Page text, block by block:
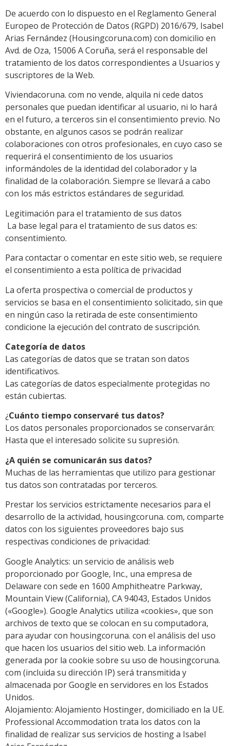
De acuerdo con lo dispuesto en el Reglamento General
Europeo de Protección de Datos (RGPD) 2016/679, Isabel
Arias Fernández (Housingcoruna.com) con domicilio en
Avd. de Oza, 15006 A Coruña, será el responsable del
tratamiento de los datos correspondientes a Usuarios y
suscriptores de la Web.
Viviendacoruna. com no vende, alquila ni cede datos
personales que puedan identificar al usuario, ni lo hará
en el futuro, a terceros sin el consentimiento previo. No
obstante, en algunos casos se podrán realizar
colaboraciones con otros profesionales, en cuyo caso se
requerirá el consentimiento de los usuarios
informándoles de la identidad del colaborador y la
finalidad de la colaboración. Siempre se llevará a cabo
con los más estrictos estándares de seguridad.
Legitimación para el tratamiento de sus datos
La base legal para el tratamiento de sus datos es:
consentimiento.
Para contactar o comentar en este sitio web, se requiere
el consentimiento a esta política de privacidad
La oferta prospectiva o comercial de productos y
servicios se basa en el consentimiento solicitado, sin que
en ningún caso la retirada de este consentimiento
condicione la ejecución del contrato de suscripción.
Categoría de datos
Las categorías de datos que se tratan son datos
identificativos.
Las categorías de datos especialmente protegidas no
están cubiertas.
¿Cuánto tiempo conservaré tus datos?
Los datos personales proporcionados se conservarán:
Hasta que el interesado solicite su supresión.
¿A quién se comunicarán sus datos?
Muchas de las herramientas que utilizo para gestionar
tus datos son contratadas por terceros.
Prestar los servicios estrictamente necesarios para el
desarrollo de la actividad, housingcoruna. com, comparte
datos con los siguientes proveedores bajo sus
respectivas condiciones de privacidad:
Google Analytics: un servicio de análisis web
proporcionado por Google, Inc., una empresa de
Delaware con sede en 1600 Amphitheatre Parkway,
Mountain View (California), CA 94043, Estados Unidos
(«Google»). Google Analytics utiliza «cookies», que son
archivos de texto que se colocan en su computadora,
para ayudar con housingcoruna. con el análisis del uso
que hacen los usuarios del sitio web. La información
generada por la cookie sobre su uso de housingcoruna.
com (incluida su dirección IP) será transmitida y
almacenada por Google en servidores en los Estados
Unidos.
Alojamiento: Alojamiento Hostinger, domiciliado en la UE.
Professional Accommodation trata los datos con la
finalidad de realizar sus servicios de hosting a Isabel